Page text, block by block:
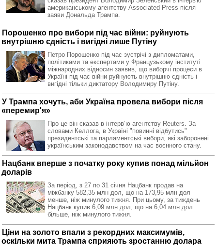
американському агентству Associated Press після
заяви Дональда Трампа.
Порошенко про вибори під час війни: руйнують
внутрішню єдність і вигідні лише Путіну
Петро Порошенко під час зустрічі з дипломатами,
політиками та експертами у Французькому інституті
міжнародних відносин заявив, що виборчі процеси в
Україні під час війни руйнують внутрішню єдність і
вигідні тільки диктатору Володимиру Путіну.
У Трампа хочуть, аби Україна провела вибори після
«перемир'я»
Про це він сказав в інтервʼю агентству Reuters. За
словами Келлога, в Україні "повинні відбутись"
президентські та парламентські вибори, які заборонені
українським законодавством на час воєнного стану.
Нацбанк вперше з початку року купив понад мільйон
доларів
За період, з 27 по 31 січня Нацбанк продав на
міжбанку 582,35 млн дол, що на 173,95 млн дол
менше, ніж минулого тижня. При цьому, за тиждень
Нацбанк купив 6,09 млн дол, що на 6,04 млн дол
більше, ніж минулого тижня.
Ціни на золото впали з рекордних максимумів,
оскільки мита Трампа сприяють зростанню долара